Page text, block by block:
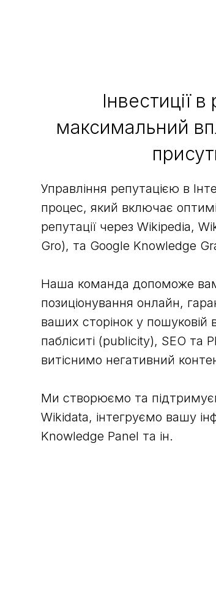
Інвестиції
максимальний
Управління репутацією в
процес, який включає
репутації через Wikipedia,
Gro), та Google Knowledge
Наша команда допоможе
позиціонування онлайн,
ваших сторінок у
пабліситі (publicity), SEO та
витіснимо негативний
Ми створюємо та
Wikidata, інтегруємо вашу
Knowledge Panel та ін.